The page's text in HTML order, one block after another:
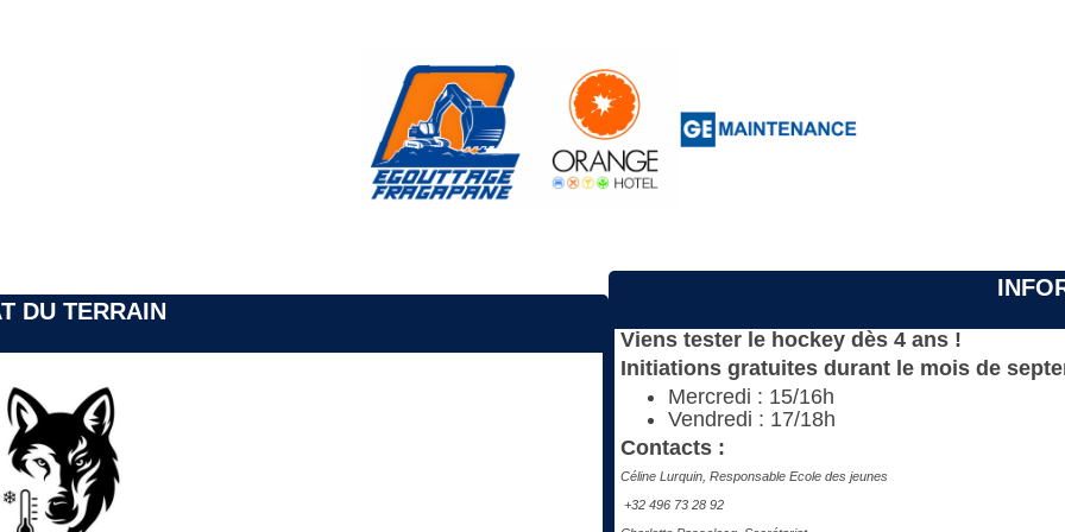
DU TERRAIN
Viens tester le hockey dès 4 ans !
Initiations gratuites durant le mois de
Mercredi : 15/16h
Vendredi : 17/18h
Contacts :
Céline Lurquin, Responsable Ecole des jeunes
+32 496 73 28 92